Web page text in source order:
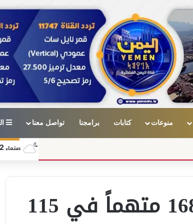
منوعات كتابات برامجنا تواصل معنا
صنعاء
مكافحة المخدرات تضبط 168 متهماً في 115